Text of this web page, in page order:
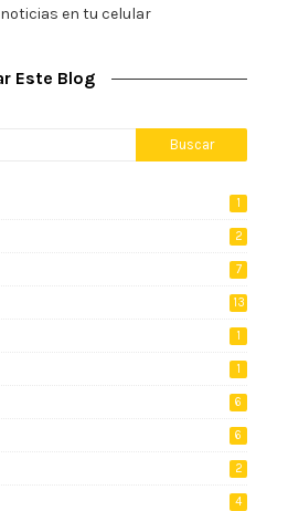
en tu celular
Este Blog
1
2
7
13
1
1
6
6
2
4